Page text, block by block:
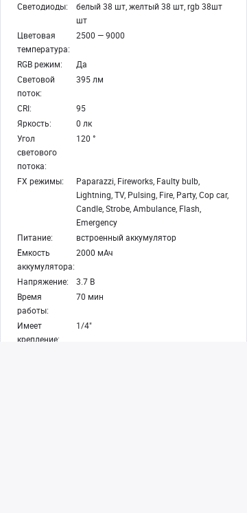
Светодиоды:
белый 38 шт, желтый 38 шт, rgb 38шт
шт
Цветовая
температура:
2500 — 9000
RGB режим:
Да
Световой
поток:
395 лм
CRI:
95
Яркость:
0 лк
Угол
светового
потока:
120 °
FX режимы:
Paparazzi, Fireworks, Faulty bulb,
Lightning, TV, Pulsing, Fire, Party, Cop car,
Candle, Strobe, Ambulance, Flash,
Emergency
Питание:
встроенный аккумулятор
Ёмкость
аккумулятора:
2000 мАч
Напряжение:
3.7 В
Время
работы:
70 мин
Имеет
крепление:
1/4"